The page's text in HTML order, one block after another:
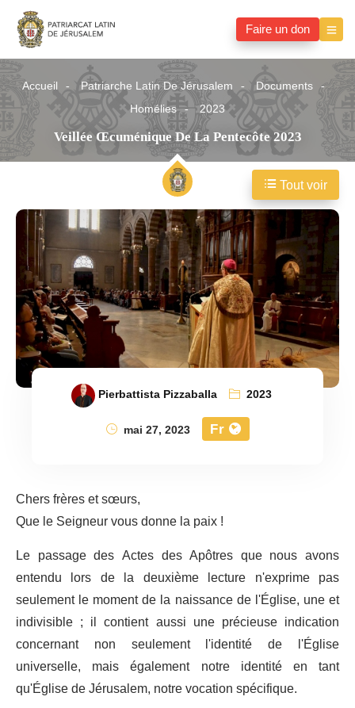
Faire un don
Accueil Patriarche Latin De Jérusalem
Documents
Homélies
2023
Veillée Œcuménique De La Pentecôte 2023
Pierbattista Pizzaballa
2023
mai 27, 2023
Fr
Chers frères et sœurs,
Que le Seigneur vous donne la paix !
Le passage des Actes des Apôtres que nous avons
entendu lors de la deuxième lecture n'exprime pas
seulement le moment de la naissance de l'Église, une et
indivisible ; il contient aussi une précieuse indication
concernant non seulement l'identité de l'Église
universelle, mais également notre identité en tant
qu'Église de Jérusalem, notre vocation spécifique.
Tout voir